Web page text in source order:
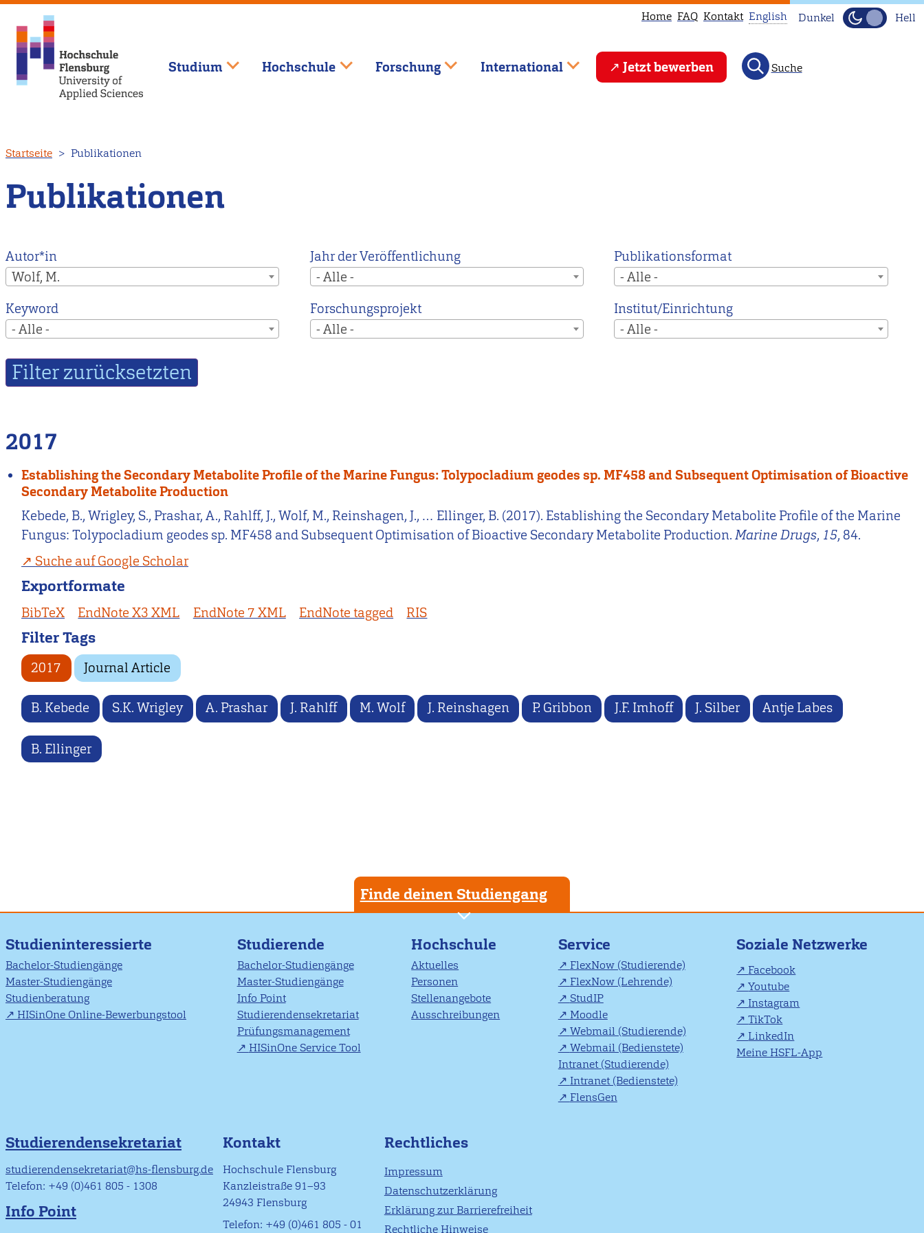
zum
Inhalt
Home FAQ Kontakt
This
page
main
page
English Dunkel Hell
Studium Hochschule Forschung International Jetzt bewerben Suche
Startseite Publikationen
Publikationen
Autor*in
Wolf, M.
Jahr der Veröffentlichung
- Alle -
Publikationsformat
- Alle -
Keyword
- Alle -
Forschungsprojekt
- Alle -
Institut/Einrichtung
- Alle -
2017
Establishing the Secondary Metabolite Profile of the Marine Fungus: Tolypocladium geodes sp. MF458 and Subsequent Optimisation of Bioactive
Secondary Metabolite Production
Kebede, B., Wrigley, S., Prashar, A., Rahlff, J., Wolf, M., Reinshagen, J., … Ellinger, B. (2017). Establishing the Secondary Metabolite Profile of the Marine
Fungus: Tolypocladium geodes sp. MF458 and Subsequent Optimisation of Bioactive Secondary Metabolite Production.Marine Drugs, 15, 84.
Suche auf Google Scholar
Exportformate
BibTeX EndNote X3 XML EndNote 7 XML EndNote tagged RIS
Filter Tags
2017 Journal Article
B. Kebede S.K. Wrigley A. Prashar J. Rahlff M. Wolf J. Reinshagen P. Gribbon J.F. Imhoff J. Silber Antje Labes
B. Ellinger
Finde deinen Studiengang
Studieninteressierte
Bachelor-Studiengänge
Master-Studiengänge
Studienberatung
HISinOne Online-Bewerbungstool
Studierende
Bachelor-Studiengänge
Master-Studiengänge
Info Point
Studierendensekretariat
Prüfungsmanagement
HISinOne Service Tool
Hochschule
Aktuelles
Personen
Stellenangebote
Ausschreibungen
Service
FlexNow (Studierende)
FlexNow (Lehrende)
StudIP
Moodle
Webmail (Studierende)
Webmail (Bedienstete)
Intranet (Studierende)
Intranet (Bedienstete)
FlensGen
Soziale Netzwerke
Facebook
Youtube
Instagram
TikTok
LinkedIn
Meine HSFL-App
Studierendensekretariat
studierendensekretariat@hs-flensburg.de
Telefon: +49 (0)461 805 - 1308
Info Point
Kontakt
Hochschule Flensburg
Kanzleistraße 91–93
24943 Flensburg
Telefon: +49 (0)461 805 - 01
Rechtliches
Impressum
Datenschutzerklärung
Erklärung zur Barrierefreiheit
Rechtliche Hinweise